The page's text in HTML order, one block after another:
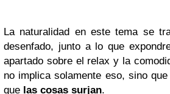
La naturalidad en este tema se
desenfado, junto a lo que
apartado sobre el relax y la
no implica solamente eso, sino
que las cosas surjan.